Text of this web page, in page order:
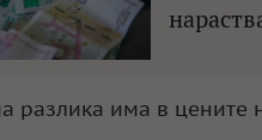
разлика има в цените